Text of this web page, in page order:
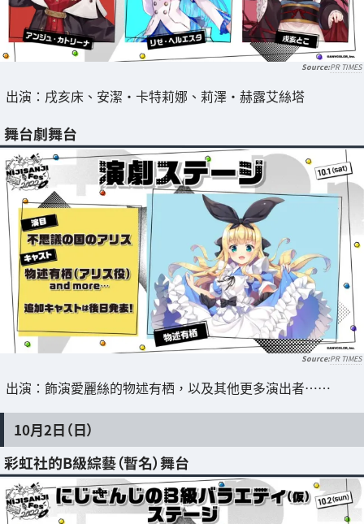
PR TIMES
出演：戌亥床、安潔・卡特莉娜、莉澤・赫露艾絲塔
舞台劇舞台
PR TIMES
出演：飾演愛麗絲的物述有栖，以及其他更多演出者……
10月2日（日）
彩虹社的B級綜藝（暫名）舞台